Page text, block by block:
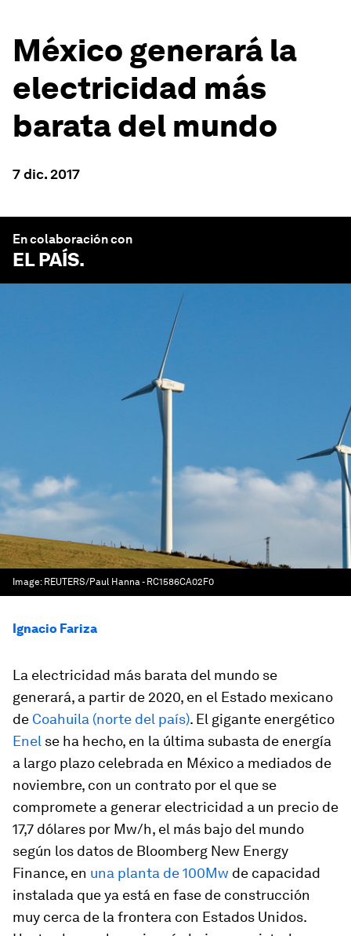
México generará la
electricidad más
barata del mundo
7 dic. 2017
En colaboración con
EL PAÍS.
Image: REUTERS/Paul Hanna - RC1586CA02F0
Ignacio Fariza
La electricidad más barata del mundo se
generará, a partir de 2020, en el Estado mexicano
de Coahuila (norte del país). El gigante energético
Enel se ha hecho, en la última subasta de energía
a largo plazo celebrada en México a mediados de
noviembre, con un contrato por el que se
compromete a generar electricidad a un precio de
17,7 dólares por Mw/h, el más bajo del mundo
según los datos de Bloomberg New Energy
Finance, en una planta de 100Mw de capacidad
instalada que ya está en fase de construcción
muy cerca de la frontera con Estados Unidos.